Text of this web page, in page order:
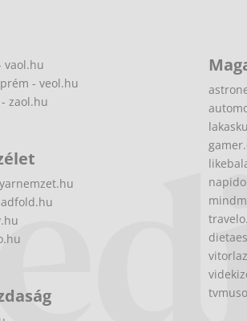
vaol.hu
- veol.hu
zaol.hu